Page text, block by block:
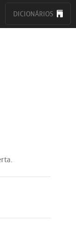
DICIONÁRIOS
.